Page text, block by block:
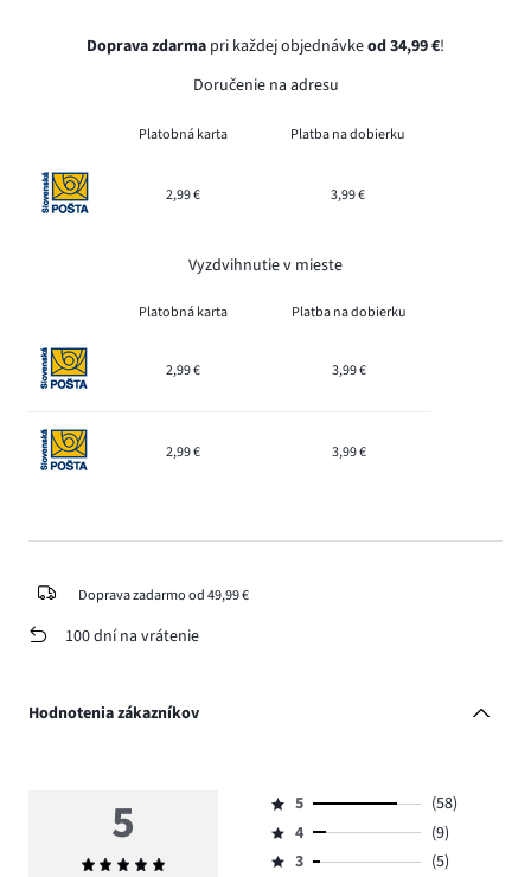
Doprava zdarma pri každej objednávkeod 34,99 €!
Doručenie na adresu
Platobná karta Platba na dobierku
2,99 € 3,99 €
Vyzdvihnutie v mieste
Platobná karta Platba na dobierku
2,99 € 3,99 €
2,99 € 3,99 €
Doprava zadarmo od 49,99 €
100 dní na vrátenie
Hodnotenia zákazníkov
5
Priemerné
Hodnotenie
5,
počet
5
(58)
Hodnotenie
4,
4
(9)
Hodnotenie
3 (5)